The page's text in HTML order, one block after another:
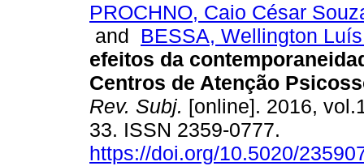
PROCHNO, Caio César
and BESSA, Wellington
efeitos da
Centros de Atenção
Rev. Subj. [online]. 2016,
33. ISSN 2359-0777.
https://doi.org/10.5020/